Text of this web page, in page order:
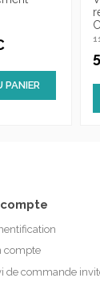
PANIER
compte
de commande